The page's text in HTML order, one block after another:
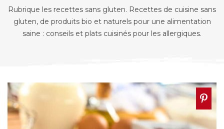
Rubrique les recettes sans gluten. Recettes de cuisine sans
gluten, de produits bio et naturels pour une alimentation
saine : conseils et plats cuisinés pour les allergiques.